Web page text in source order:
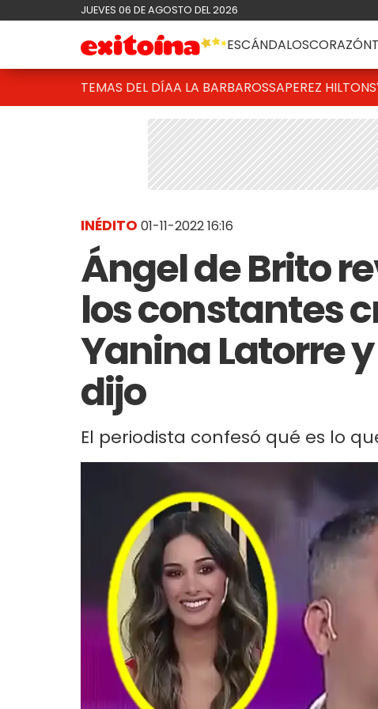
JUEVES 06 DE AGOSTO DEL 2026
ESCÁNDALOSCORAZÓN
TEMAS DEL DÍAA LA BARBAROSSAPEREZ HILTON
INÉDITO 01-11-2022 16:16
Ángel de Brito
los constantes
Yanina Latorre
dijo
El periodista confesó qué es lo